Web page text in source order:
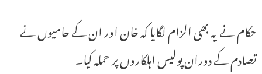
حکام نے یہ بھی الزام لگایا کہ خان اور ان کے حامیوں نے
تصادم کے دوران پولیس اہلکاروں پر حملہ کیا۔